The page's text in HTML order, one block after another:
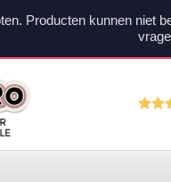
Producten kunnen niet